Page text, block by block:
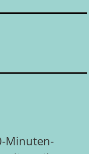
Minuten-